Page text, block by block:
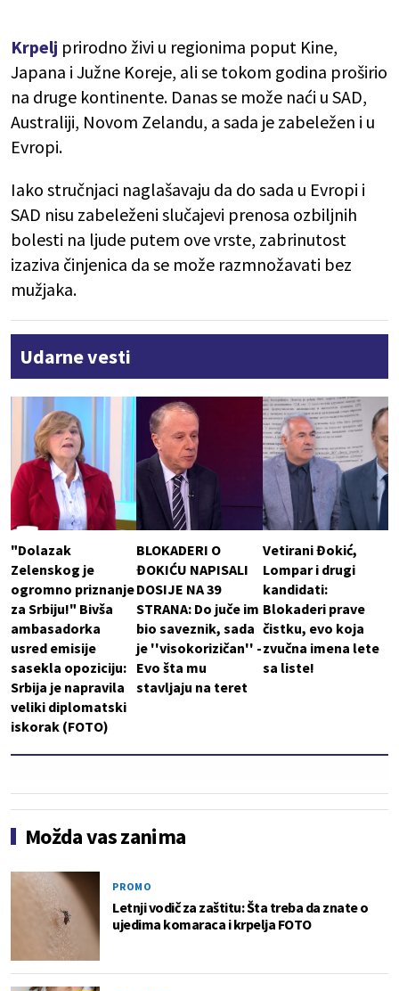
Krpelj prirodno živi u regionima poput Kine,
Japana i Južne Koreje, ali se tokom godina proširio
na druge kontinente. Danas se može naći u SAD,
Australiji, Novom Zelandu, a sada je zabeležen i u
Evropi.
Iako stručnjaci naglašavaju da do sada u Evropi i
SAD nisu zabeleženi slučajevi prenosa ozbiljnih
bolesti na ljude putem ove vrste, zabrinutost
izaziva činjenica da se može razmnožavati bez
mužjaka.
Udarne vesti
"Dolazak
Zelenskog je
ogromno priznanje
za Srbiju!" Bivša
ambasadorka
usred emisije
sasekla opoziciju:
Srbija je napravila
veliki diplomatski
iskorak (FOTO)
BLOKADERI O
ĐOKIĆU NAPISALI
DOSIJE NA 39
STRANA: Do juče im
bio saveznik, sada
je ''visokorizičan'' -
Evo šta mu
stavljaju na teret
Vetirani Đokić,
Lompar i drugi
kandidati:
Blokaderi prave
čistku, evo koja
zvučna imena lete
sa liste!
Možda vas zanima
PROMO
Letnji vodič za zaštitu: Šta treba da znate o
ujedima komaraca i krpelja FOTO